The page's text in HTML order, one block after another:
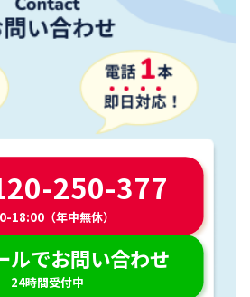
250-377
18:00（年中無休）
ルでお問い合わせ
24時間受付中